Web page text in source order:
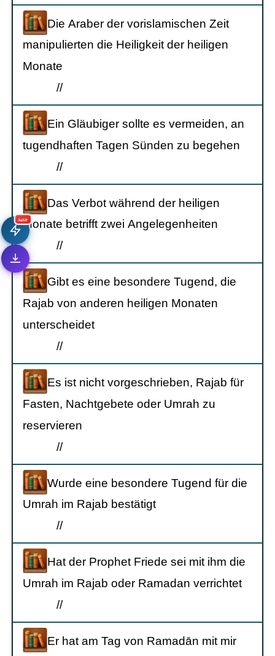
جديد
Die Araber der vorislamischen Zeit
manipulierten die Heiligkeit der heiligen
Monate
//
Ein Gläubiger sollte es vermeiden, an
tugendhaften Tagen Sünden zu begehen
//
Das Verbot während der heiligen
Monate betrifft zwei Angelegenheiten
//
Gibt es eine besondere Tugend, die
Rajab von anderen heiligen Monaten
unterscheidet
//
Es ist nicht vorgeschrieben, Rajab für
Fasten, Nachtgebete oder Umrah zu
reservieren
//
Wurde eine besondere Tugend für die
Umrah im Rajab bestätigt
//
Hat der Prophet Friede sei mit ihm die
Umrah im Rajab oder Ramadan verrichtet
//
Er hat am Tag von Ramadān mit mir